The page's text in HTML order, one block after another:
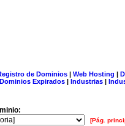
de Dominios| Web Hosting |
Dominios Expirados | Industrias |
[Pág.